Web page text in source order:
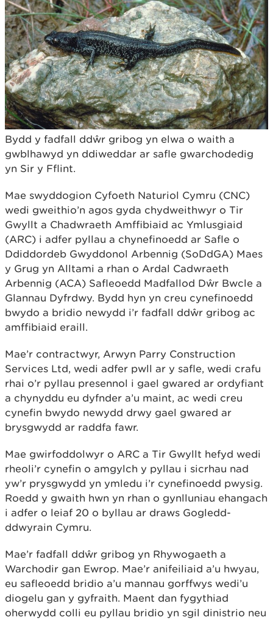
Bydd y fadfall ddŵr gribog yn elwa o waith a
gwblhawyd yn ddiweddar ar safle gwarchodedig
yn Sir y Fflint.
Mae swyddogion Cyfoeth Naturiol Cymru (CNC)
wedi gweithio’n agos gyda chydweithwyr o Tir
Gwyllt a Chadwraeth Amffibiaid ac Ymlusgiaid
(ARC) i adfer pyllau a chynefinoedd ar Safle o
Ddiddordeb Gwyddonol Arbennig (SoDdGA) Maes
y Grug yn Alltami a rhan o Ardal Cadwraeth
Arbennig (ACA) Safleoedd Madfallod Dŵr Bwcle a
Glannau Dyfrdwy. Bydd hyn yn creu cynefinoedd
bwydo a bridio newydd i’r fadfall ddŵr gribog ac
amffibiaid eraill.
Mae’r contractwyr, Arwyn Parry Construction
Services Ltd, wedi adfer pwll ar y safle, wedi crafu
rhai o’r pyllau presennol i gael gwared ar ordyfiant
a chynyddu eu dyfnder a’u maint, ac wedi creu
cynefin bwydo newydd drwy gael gwared ar
brysgwydd ar raddfa fawr.
Mae gwirfoddolwyr o ARC a Tir Gwyllt hefyd wedi
rheoli’r cynefin o amgylch y pyllau i sicrhau nad
yw’r prysgwydd yn ymledu i’r cynefinoedd pwysig.
Roedd y gwaith hwn yn rhan o gynlluniau ehangach
i adfer o leiaf 20 o byllau ar draws Gogledd-
ddwyrain Cymru.
Mae’r fadfall ddŵr gribog yn Rhywogaeth a
Warchodir gan Ewrop. Mae’r anifeiliaid a’u hwyau,
eu safleoedd bridio a’u mannau gorffwys wedi’u
diogelu gan y gyfraith. Maent dan fygythiad
oherwydd colli eu pyllau bridio yn sgil dinistrio neu